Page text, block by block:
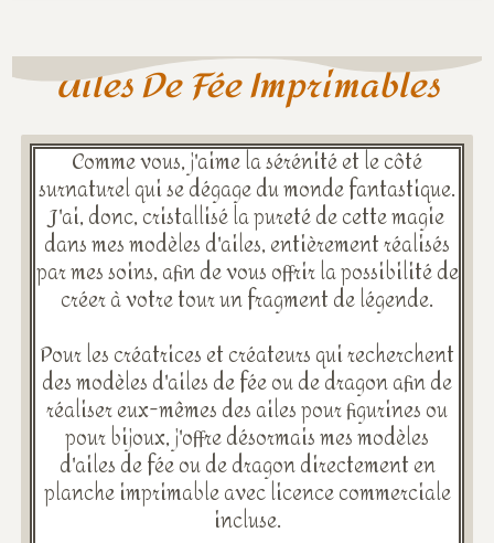
Ailes De Fée Imprimables
Comme vous, j'aime la sérénité et le côté
surnaturel qui se dégage du monde fantastique.
J'ai, donc, cristallisé la pureté de cette magie
dans mes modèles d'ailes, entièrement réalisés
par mes soins, afin de vous offrir la possibilité de
créer à votre tour un fragment de légende.
Pour les créatrices et créateurs qui recherchent
des modèles d'ailes de fée ou de dragon afin de
réaliser eux-mêmes des ailes pour figurines ou
pour bijoux, j'offre désormais mes modèles
d'ailes de fée ou de dragon directement en
planche imprimable avec licence commerciale
incluse.